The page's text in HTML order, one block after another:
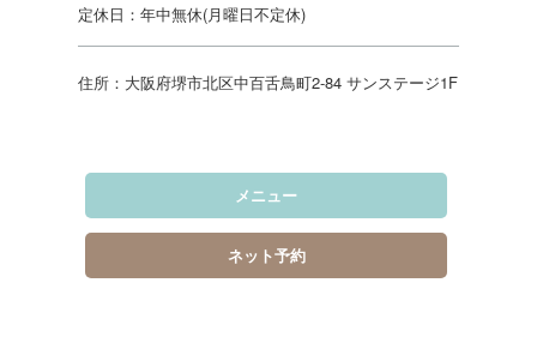
定休日：年中無休(月曜日不定休)
住所：大阪府堺市北区中百舌鳥町2-84 サンステージ1F
メニュー
ネット予約